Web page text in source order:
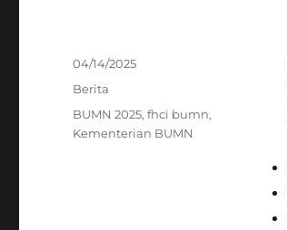
Posted
04/14/2025
Categories
Berita
Tags
BUMN 2025,fhci bumn,
Kementerian BUMN